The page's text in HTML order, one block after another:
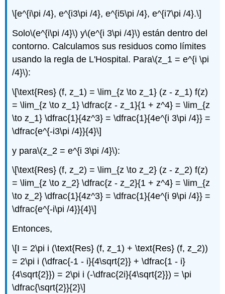
\[e^{i\pi /4}, e^{i3\pi /4}, e^{i5\pi /4}, e^{i7\pi /4}.\]
Solo\(e^{i\pi /4}\) y\(e^{i 3\pi /4}\) están dentro del
contorno. Calculamos sus residuos como límites
usando la regla de L'Hospital. Para\(z_1 = e^{i \pi
/4}\):
\[\text{Res} (f, z_1) = \lim_{z \to z_1} (z - z_1) f(z)
= \lim_{z \to z_1} \dfrac{z - z_1}{1 + z^4} = \lim_{z
\to z_1} \dfrac{1}{4z^3} = \dfrac{1}{4e^{i 3\pi /4}} =
\dfrac{e^{-i3\pi /4}}{4}\]
y para\(z_2 = e^{i 3\pi /4}\):
\[\text{Res} (f, z_2) = \lim_{z \to z_2} (z - z_2) f(z)
= \lim_{z \to z_2} \dfrac{z - z_2}{1 + z^4} = \lim_{z
\to z_2} \dfrac{1}{4z^3} = \dfrac{1}{4e^{i 9\pi /4}} =
\dfrac{e^{-i\pi /4}}{4}\]
Entonces,
\[I = 2\pi i (\text{Res} (f, z_1) + \text{Res} (f, z_2))
= 2\pi i (\dfrac{-1 - i}{4\sqrt{2}} + \dfrac{1 - i}
{4\sqrt{2}}) = 2\pi i (-\dfrac{2i}{4\sqrt{2}}) = \pi
\dfrac{\sqrt{2}}{2}\]